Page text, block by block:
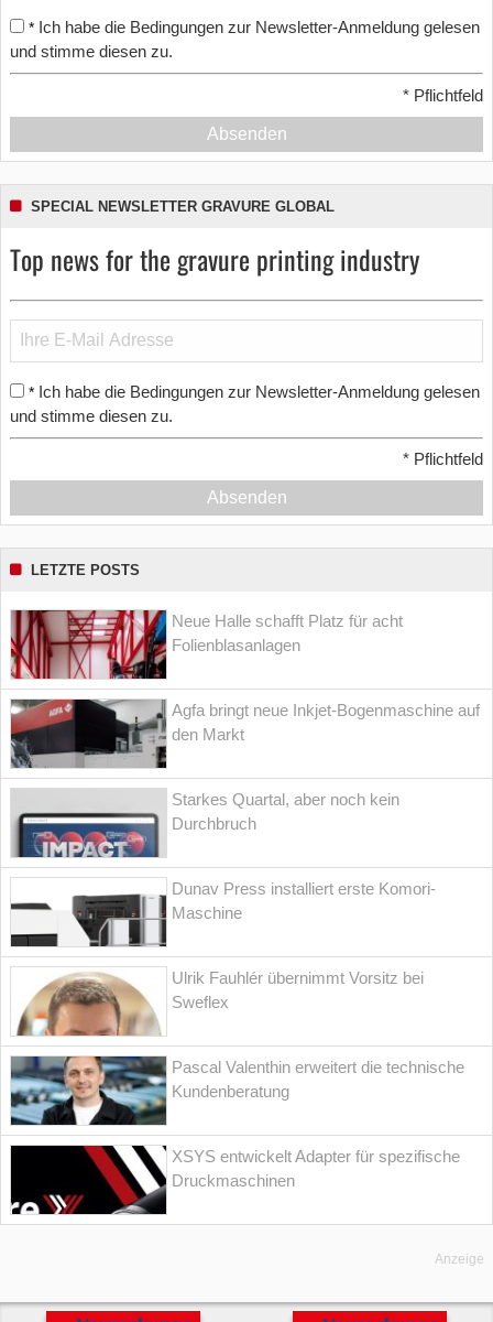
* Ich habe die Bedingungen zur Newsletter-Anmeldung gelesen
und stimme diesen zu.
* Pflichtfeld
Absenden
SPECIAL NEWSLETTER GRAVURE GLOBAL
Top news for the gravure printing industry
* Ich habe die Bedingungen zur Newsletter-Anmeldung gelesen
und stimme diesen zu.
* Pflichtfeld
Absenden
LETZTE POSTS
Neue Halle schafft Platz für acht
Folienblasanlagen
Agfa bringt neue Inkjet-Bogenmaschine auf
den Markt
Starkes Quartal, aber noch kein
Durchbruch
Dunav Press installiert erste Komori-
Maschine
Ulrik Fauhlér übernimmt Vorsitz bei
Sweflex
Pascal Valenthin erweitert die technische
Kundenberatung
XSYS entwickelt Adapter für spezifische
Druckmaschinen
Anzeige